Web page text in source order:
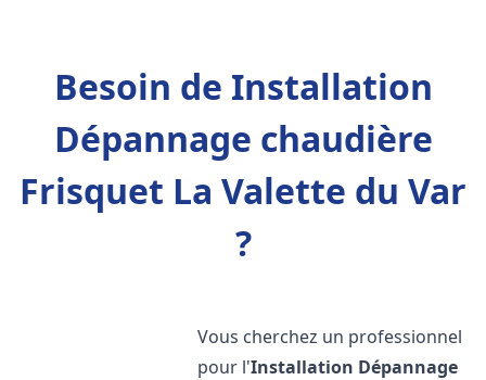
Besoin de Installation
Dépannage chaudière
Frisquet La Valette du Var
?
Vous cherchez un professionnel
pour l'Installation Dépannage